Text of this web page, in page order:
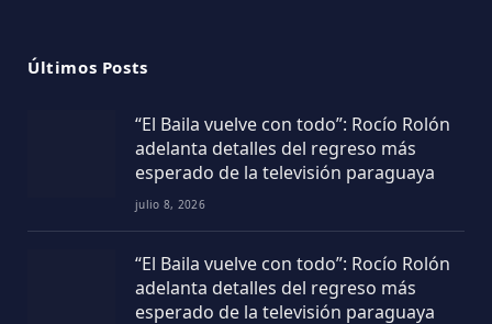
Últimos Posts
“El Baila vuelve con todo”: Rocío Rolón
adelanta detalles del regreso más
esperado de la televisión paraguaya
julio 8, 2026
“El Baila vuelve con todo”: Rocío Rolón
adelanta detalles del regreso más
esperado de la televisión paraguaya